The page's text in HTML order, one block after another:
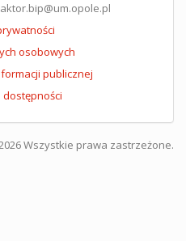
osobowych
publicznej
Wszystkie prawa zastrzeżone.